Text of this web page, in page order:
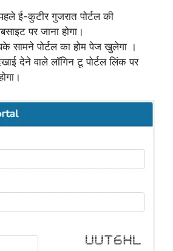
ई-कुटीर गुजरात पोर्टल की
पर जाना होगा।
सामने पोर्टल का होम पेज खुलेगा ।
देने वाले लॉगिन टू पोर्टल लिंक पर